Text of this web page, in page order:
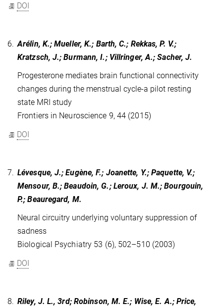
DOI
6. Arélin, K.; Mueller, K.; Barth, C.; Rekkas, P. V.;
Kratzsch, J.; Burmann, I.; Villringer, A.; Sacher, J.
Progesterone mediates brain functional connectivity
changes during the menstrual cycle-a pilot resting
state MRI study
Frontiers in Neuroscience 9, 44 (2015)
DOI
7. Lévesque, J.; Eugène, F.; Joanette, Y.; Paquette, V.;
Mensour, B.; Beaudoin, G.; Leroux, J. M.; Bourgouin,
P.; Beauregard, M.
Neural circuitry underlying voluntary suppression of
sadness
Biological Psychiatry 53 (6), 502–510 (2003)
DOI
8. Riley, J. L., 3rd; Robinson, M. E.; Wise, E. A.; Price,